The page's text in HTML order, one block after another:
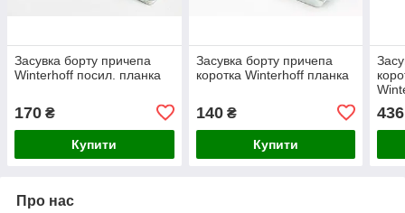
Засувка борту причепа
Winterhoff посил. планка
170 ₴
Купити
Засувка борту причепа
коротка Winterhoff планка
140₴
Купити
436
Про нас